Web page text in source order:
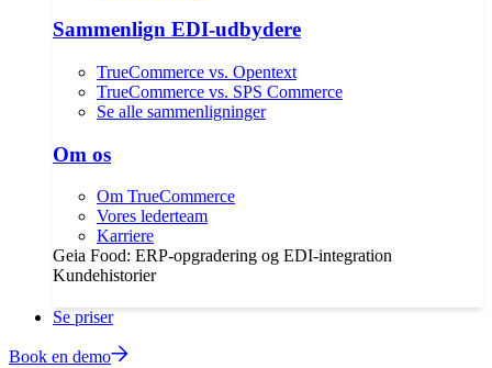
Sammenlign EDI-udbydere
TrueCommerce vs. Opentext
TrueCommerce vs. SPS Commerce
Se alle sammenligninger
Om os
Om TrueCommerce
Vores lederteam
Karriere
Geia Food: ERP-opgradering og EDI-integration
Kundehistorier
Se priser
Book en demo